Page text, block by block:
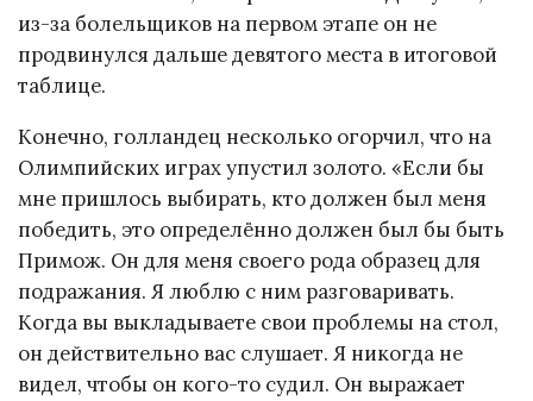
из-за болельщиков на первом этапе он не
продвинулся дальше девятого места в итоговой
таблице.
Конечно, голландец несколько огорчил, что на
Олимпийских играх упустил золото. «Если бы
мне пришлось выбирать, кто должен был меня
победить, это определённо должен был бы быть
Примож. Он для меня своего рода образец для
подражания. Я люблю с ним разговаривать.
Когда вы выкладываете свои проблемы на стол,
он действительно вас слушает. Я никогда не
видел, чтобы он кого-то судил. Он выражает